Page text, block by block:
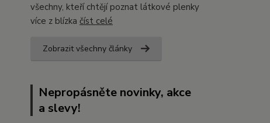
všechny, kteří chtějí poznat látkové plenky
více z blízka číst celé
Zobrazit všechny články
Nepropásněte novinky, akce
a slevy!